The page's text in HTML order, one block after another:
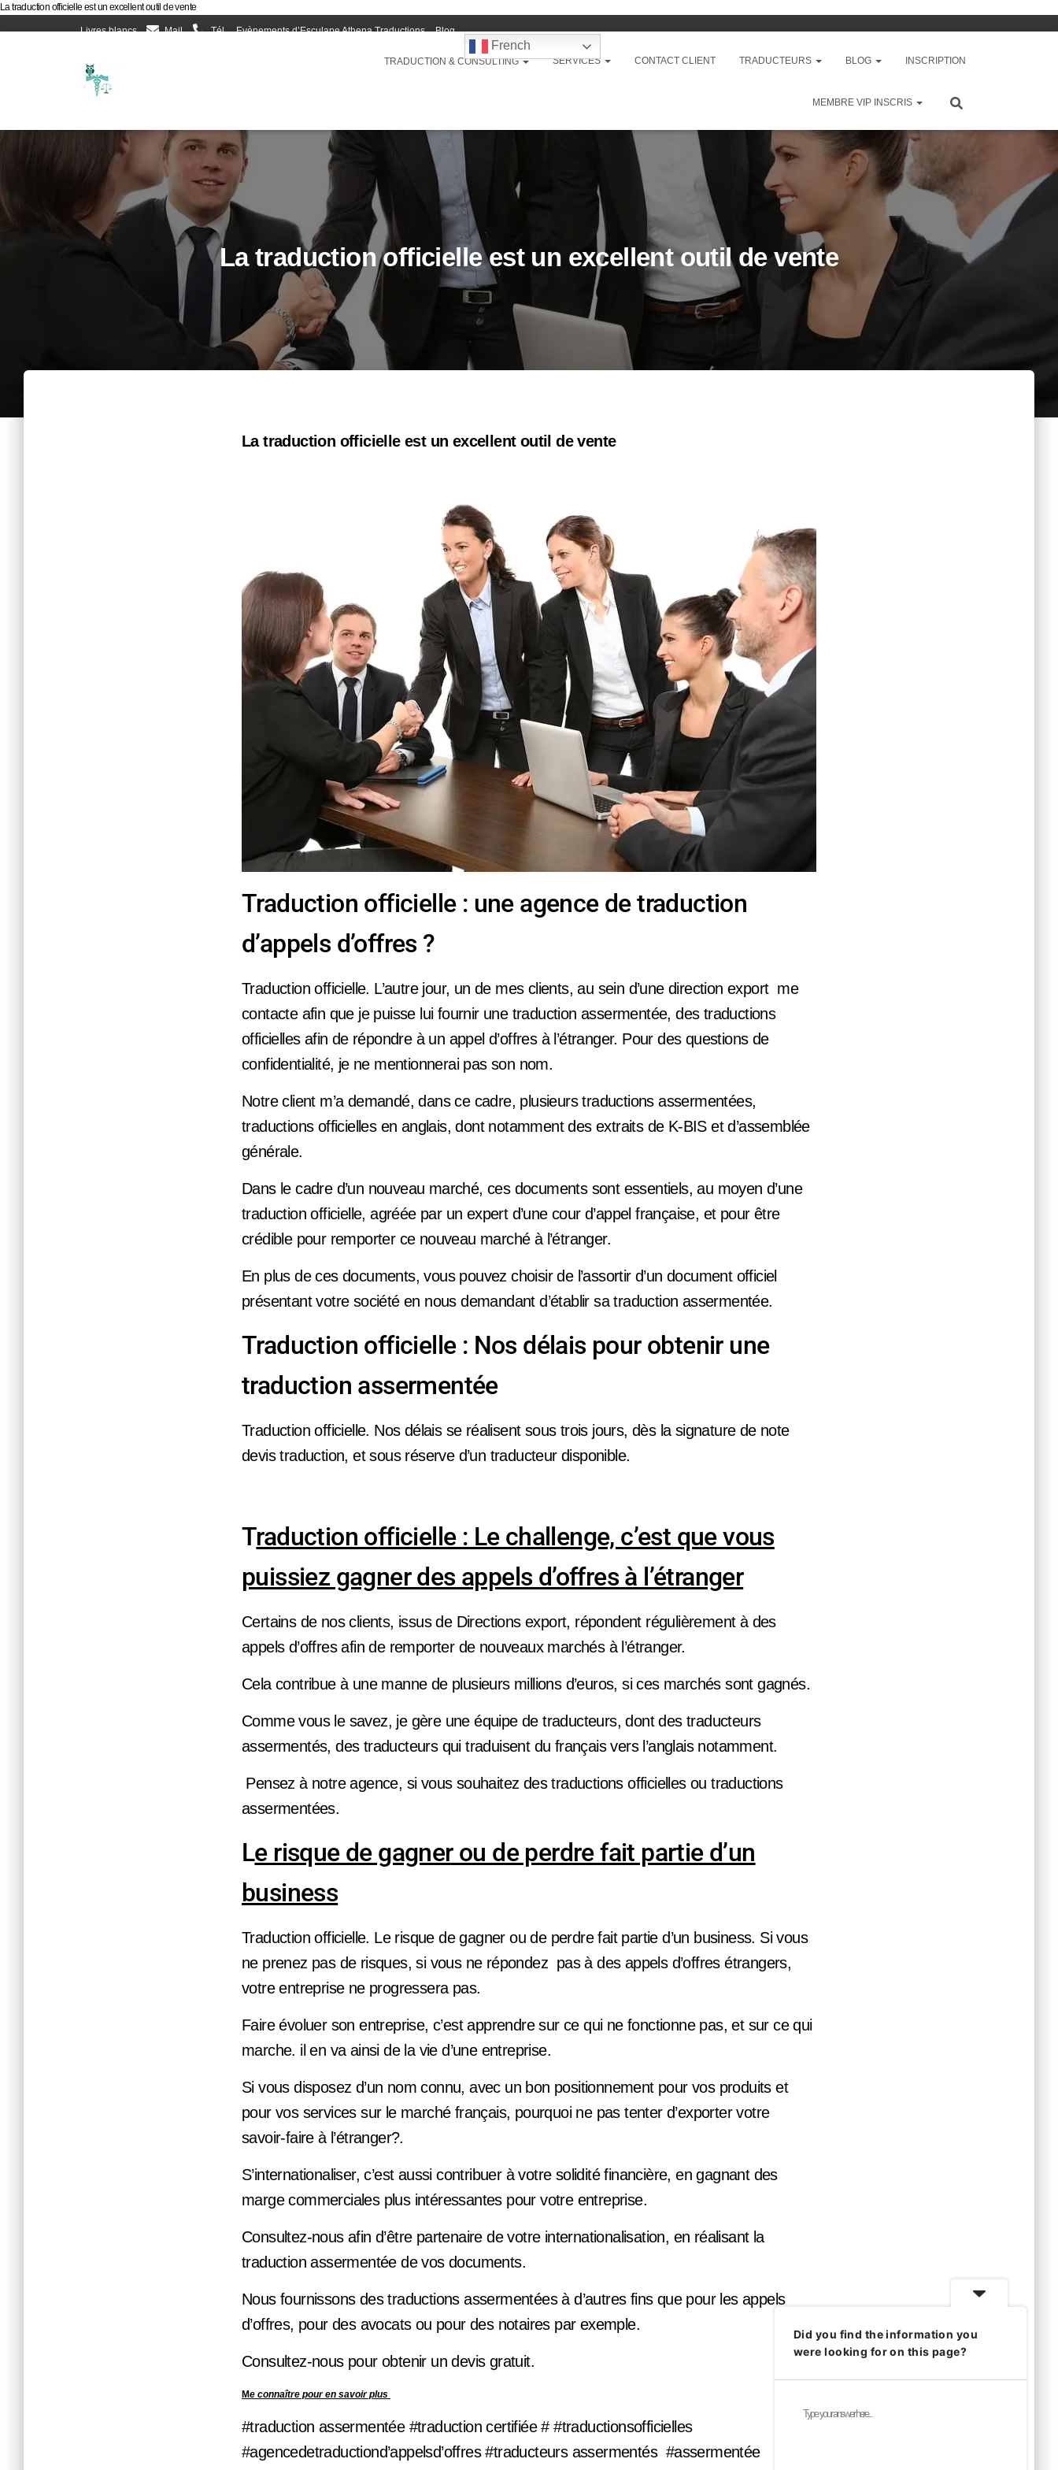
La traduction officielle est un excellent outil de vente
Livres blancs Mail Tél Evènements d’Esculape Athena Traductions Blog
French
TRADUCTION & CONSULTING SERVICES CONTACT CLIENT TRADUCTEURS BLOG INSCRIPTION
MEMBRE VIP INSCRIS
La traduction officielle est un excellent outil de vente
La traduction officielle est un excellent outil de vente
Traduction officielle : une agence de traduction
d’appels d’offres ?
Traduction officielle. L’autre jour, un de mes clients, au sein d’une direction export me
contacte afin que je puisse lui fournir une traduction assermentée, des traductions
officielles afin de répondre à un appel d’offres à l’étranger. Pour des questions de
confidentialité, je ne mentionnerai pas son nom.
Notre client m’a demandé, dans ce cadre, plusieurs traductions assermentées,
traductions officielles en anglais, dont notamment des extraits de K-BIS et d’assemblée
générale.
Dans le cadre d’un nouveau marché, ces documents sont essentiels, au moyen d’une
traduction officielle, agréée par un expert d’une cour d’appel française, et pour être
crédible pour remporter ce nouveau marché à l’étranger.
En plus de ces documents, vous pouvez choisir de l’assortir d’un document officiel
présentant votre société en nous demandant d’établir sa traduction assermentée.
Traduction officielle : Nos délais pour obtenir une
traduction assermentée
Traduction officielle. Nos délais se réalisent sous trois jours, dès la signature de note
devis traduction, et sous réserve d’un traducteur disponible.
Traduction officielle : Le challenge, c’est que vous
puissiez gagner des appels d’offres à l’étranger
Certains de nos clients, issus de Directions export, répondent régulièrement à des
appels d’offres afin de remporter de nouveaux marchés à l’étranger.
Cela contribue à une manne de plusieurs millions d’euros, si ces marchés sont gagnés.
Comme vous le savez, je gère une équipe de traducteurs, dont des traducteurs
assermentés, des traducteurs qui traduisent du français vers l’anglais notamment.
Pensez à notre agence, si vous souhaitez des traductions officielles ou traductions
assermentées.
Le risque de gagner ou de perdre fait partie d’un
business
Traduction officielle. Le risque de gagner ou de perdre fait partie d’un business. Si vous
ne prenez pas de risques, si vous ne répondez pas à des appels d’offres étrangers,
votre entreprise ne progressera pas.
Faire évoluer son entreprise, c’est apprendre sur ce qui ne fonctionne pas, et sur ce qui
marche. il en va ainsi de la vie d’une entreprise.
Si vous disposez d’un nom connu, avec un bon positionnement pour vos produits et
pour vos services sur le marché français, pourquoi ne pas tenter d’exporter votre
savoir-faire à l’étranger?.
S’internationaliser, c’est aussi contribuer à votre solidité financière, en gagnant des
marge commerciales plus intéressantes pour votre entreprise.
Consultez-nous afin d’être partenaire de votre internationalisation, en réalisant la
traduction assermentée de vos documents.
Nous fournissons des traductions assermentées à d’autres fins que pour les appels
d’offres, pour des avocats ou pour des notaires par exemple.
Consultez-nous pour obtenir un devis gratuit.
Me connaître pour en savoir plus
#traduction assermentée #traduction certifiée # #traductionsofficielles
#agencedetraductiond’appelsd’offres #traducteurs assermentés #assermentée
Did you find the information you
were looking for on this page?